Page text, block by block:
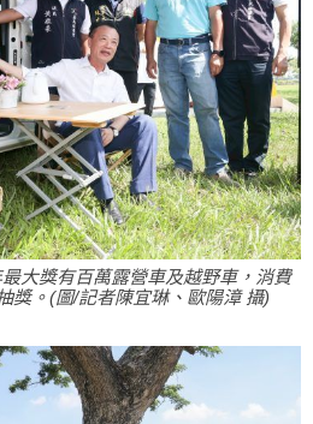
大獎有百萬露營車及越野車，消費
獎。(圖/記者陳宜琳、歐陽漳 攝)